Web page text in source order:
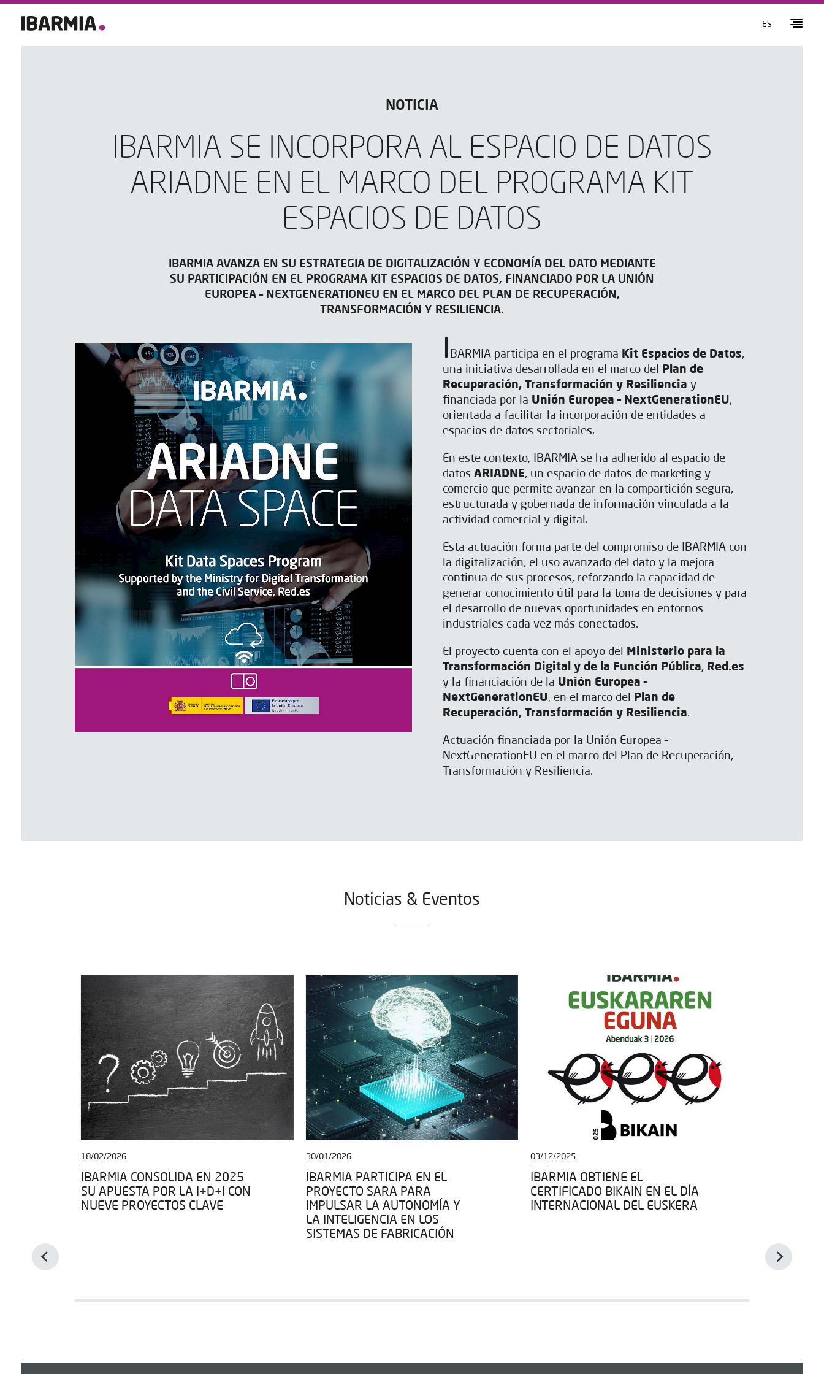
ES
NOTICIA
IBARMIA SE INCORPORA AL ESPACIO DE DATOS
ARIADNE EN EL MARCO DEL PROGRAMA KIT
ESPACIOS DE DATOS
IBARMIA AVANZA EN SU ESTRATEGIA DE DIGITALIZACIÓN Y ECONOMÍA DEL DATO MEDIANTE
SU PARTICIPACIÓN EN EL PROGRAMA KIT ESPACIOS DE DATOS, FINANCIADO POR LA UNIÓN
EUROPEA – NEXTGENERATIONEU EN EL MARCO DEL PLAN DE RECUPERACIÓN,
TRANSFORMACIÓN Y RESILIENCIA.
I BARMIA participa en el programa Kit Espacios de Datos,
una iniciativa desarrollada en el marco del
Plan de
Recuperación, Transformación y Resiliencia y
financiada por la Unión Europea – NextGenerationEU,
orientada a facilitar la incorporación de entidades a
espacios de datos sectoriales.
En este contexto, IBARMIA se ha adherido al espacio de
datos ARIADNE, un espacio de datos de marketing y
comercio que permite avanzar en la compartición segura,
estructurada y gobernada de información vinculada a la
actividad comercial y digital.
Esta actuación forma parte del compromiso de IBARMIA con
la digitalización, el uso avanzado del dato y la mejora
continua de sus procesos, reforzando la capacidad de
generar conocimiento útil para la toma de decisiones y para
el desarrollo de nuevas oportunidades en entornos
industriales cada vez más conectados.
El proyecto cuenta con el apoyo del
Ministerio para la
Transformación Digital y de la Función Pública, Red.es
y la financiación de la Unión Europea –
NextGenerationEU, en el marco del
Plan de
Recuperación, Transformación y Resiliencia.
Actuación financiada por la Unión Europea –
NextGenerationEU en el marco del Plan de Recuperación,
Transformación y Resiliencia.
Noticias & Eventos
18/02/2026
IBARMIA CONSOLIDA EN 2025
SU APUESTA POR LA I+D+I CON
NUEVE PROYECTOS CLAVE
30/01/2026
IBARMIA PARTICIPA EN EL
PROYECTO SARA PARA
IMPULSAR LA AUTONOMÍA Y
LA INTELIGENCIA EN LOS
SISTEMAS DE FABRICACIÓN
03/12/2025
IBARMIA OBTIENE EL
CERTIFICADO BIKAIN EN EL DÍA
INTERNACIONAL DEL EUSKERA